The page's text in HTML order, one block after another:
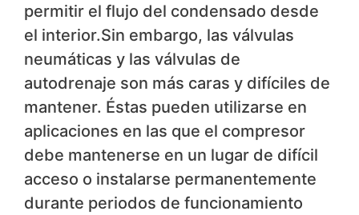
permitir el flujo del condensado desde
el interior.Sin embargo, las válvulas
neumáticas y las válvulas de
autodrenaje son más caras y difíciles de
mantener. Éstas pueden utilizarse en
aplicaciones en las que el compresor
debe mantenerse en un lugar de difícil
acceso o instalarse permanentemente
durante periodos de funcionamiento